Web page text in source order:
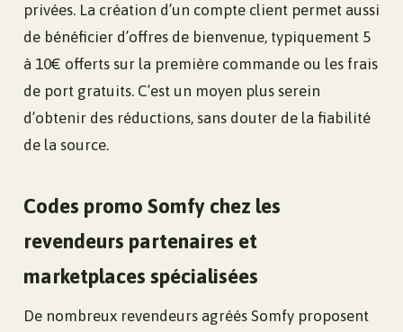
privées. La création d’un compte client permet aussi
de bénéficier d’offres de bienvenue, typiquement 5
à 10€ offerts sur la première commande ou les frais
de port gratuits. C’est un moyen plus serein
d’obtenir des réductions, sans douter de la fiabilité
de la source.
Codes promo Somfy chez les
revendeurs partenaires et
marketplaces spécialisées
De nombreux revendeurs agréés Somfy proposent